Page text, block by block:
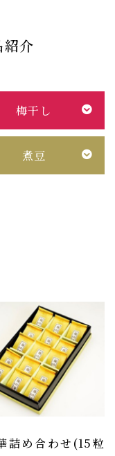
介
梅干し
煮豆
詰め合わせ(15粒